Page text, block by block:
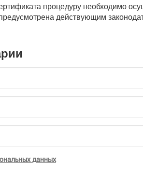
процедуру необходимо
действующим
данных